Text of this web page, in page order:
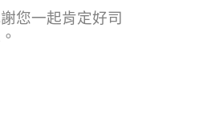
您一起肯定好司